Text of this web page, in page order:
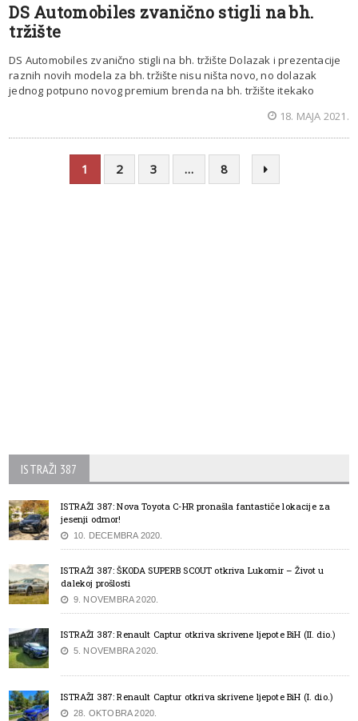
DS Automobiles zvanično stigli na bh.
tržište
DS Automobiles zvanično stigli na bh. tržište Dolazak i prezentacije
raznih novih modela za bh. tržište nisu ništa novo, no dolazak
jednog potpuno novog premium brenda na bh. tržište itekako
18. MAJA 2021.
1 2 3 … 8
ISTRAŽI 387
ISTRAŽI 387: Nova Toyota C-HR pronašla fantastiče lokacije za
jesenji odmor!
10. DECEMBRA 2020.
ISTRAŽI 387: ŠKODA SUPERB SCOUT otkriva Lukomir – Život u
dalekoj prošlosti
9. NOVEMBRA 2020.
ISTRAŽI 387: Renault Captur otkriva skrivene ljepote BiH (II. dio.)
5. NOVEMBRA 2020.
ISTRAŽI 387: Renault Captur otkriva skrivene ljepote BiH (I. dio.)
28. OKTOBRA 2020.